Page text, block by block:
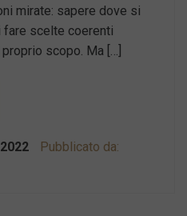
mirate: sapere dove si
fare scelte coerenti
scopo. Ma […]
Pubblicato da: